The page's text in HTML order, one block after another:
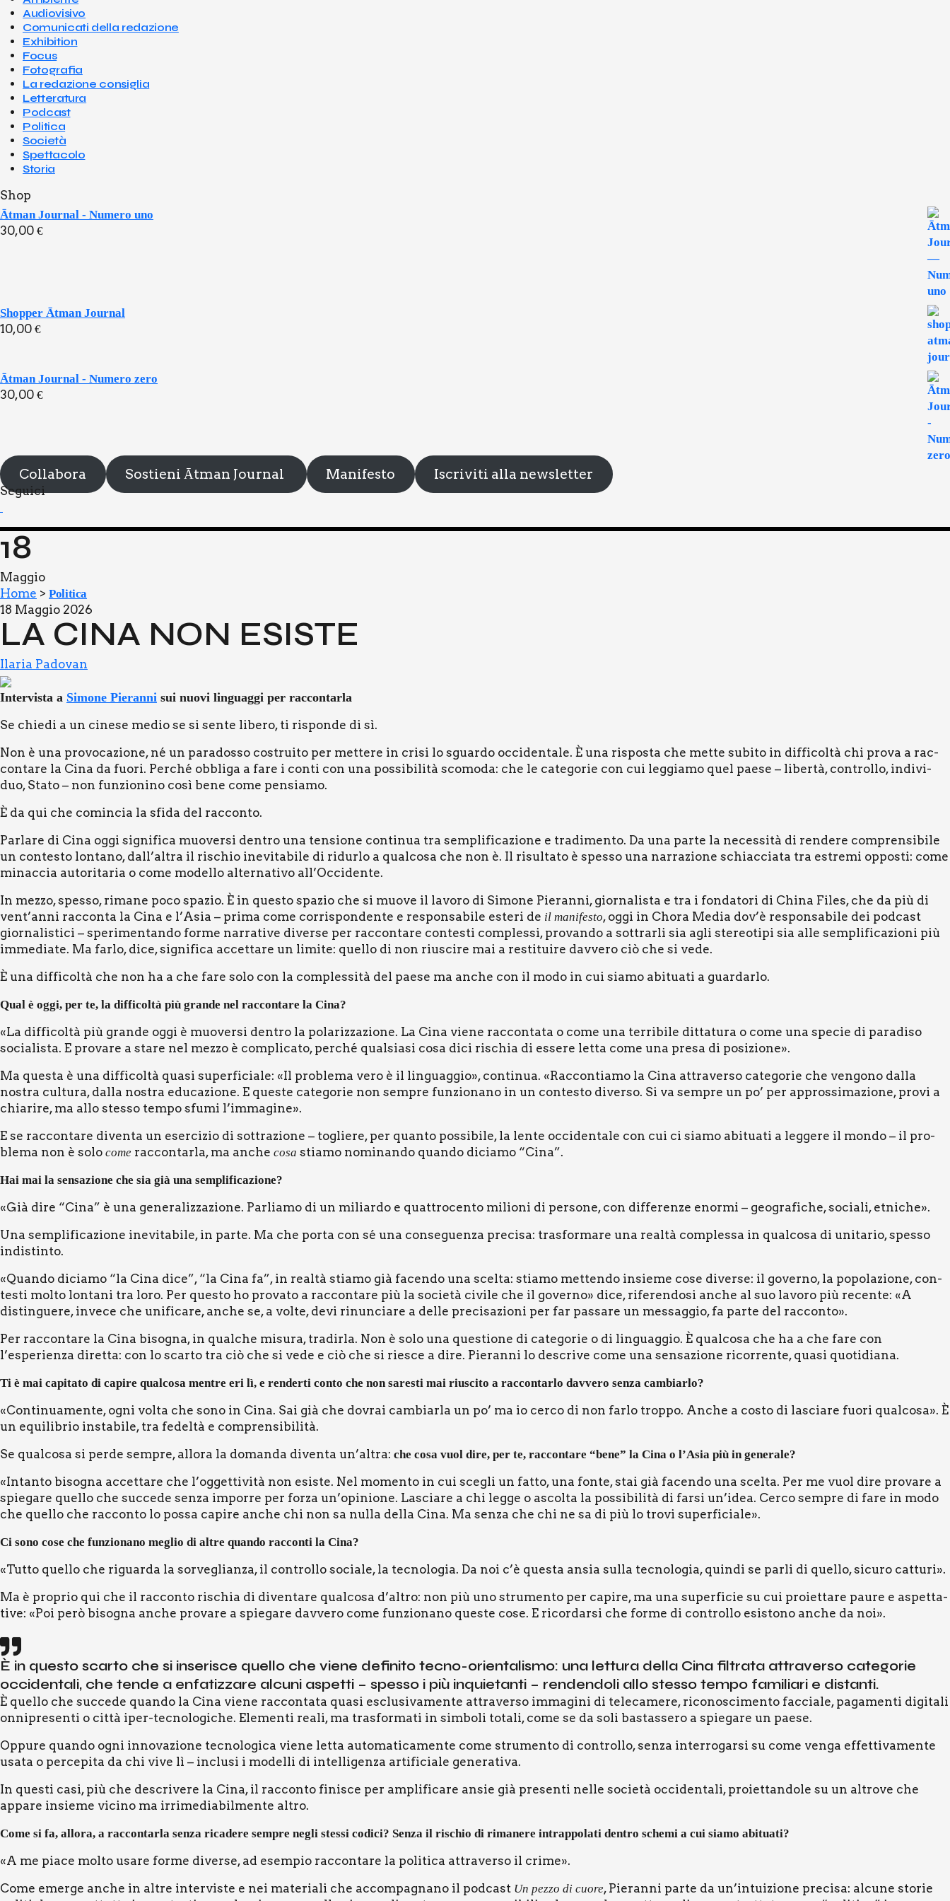
Audiovisivo
Comunicati della redazione
Exhibition
Focus
Fotografia
La redazione consiglia
Letteratura
Podcast
Politica
Società
Spettacolo
Storia
Shop
Ātman Journal - Numero uno
30,00 €
Shopper Ātman Journal
10,00 €
Ātman Journal - Numero zero
30,00 €
Collabora Sostieni Ātman Journal Manifesto Iscriviti alla newsletter
Segui­ci
18
Maggio
Home > Politica
18 Maggio 2026
LA CINA NON ESI­STE
Ilaria Padovan
Inter­vi­sta a Simo­ne Pie­ran­ni sui nuo­vi lin­guag­gi per rac­con­tar­la
Se chie­di a un cine­se medio se si sen­te libe­ro, ti rispon­de di sì.
Non è una pro­vo­ca­zio­ne, né un para­dos­so costrui­to per met­te­re in cri­si lo sguar­do occi­den­ta­le. È una rispo­sta che met­te subi­to in dif­fi­col­tà chi pro­va a rac­
con­ta­re la Cina da fuo­ri. Per­ché obbli­ga a fare i con­ti con una pos­si­bi­li­tà sco­mo­da: che le cate­go­rie con cui leg­gia­mo quel pae­se – liber­tà, con­trol­lo, indi­vi­
duo, Sta­to – non fun­zio­ni­no così bene come pen­sia­mo.
È da qui che comin­cia la sfi­da del rac­con­to.
Par­la­re di Cina oggi signi­fi­ca muo­ver­si den­tro una ten­sio­ne con­ti­nua tra sem­pli­fi­ca­zio­ne e tra­di­men­to. Da una par­te la neces­si­tà di ren­de­re com­pren­si­bi­le
un con­te­sto lon­ta­no, dall’altra il rischio ine­vi­ta­bi­le di ridur­lo a qual­co­sa che non è. Il risul­ta­to è spes­so una nar­ra­zio­ne schiac­cia­ta tra estre­mi oppo­sti: come
minac­cia auto­ri­ta­ria o come model­lo alter­na­ti­vo all’Occidente.
In mez­zo, spes­so, rima­ne poco spa­zio. È in que­sto spa­zio che si muo­ve il lavo­ro di Simo­ne Pie­ran­ni, gior­na­li­sta e tra i fon­da­to­ri di Chi­na Files, che da più di
vent’anni rac­con­ta la Cina e l’Asia – pri­ma come cor­ri­spon­den­te e respon­sa­bi­le este­ri de il mani­fe­sto, oggi in Cho­ra Media dov’è respon­sa­bi­le dei pod­ca­st
gior­na­li­sti­ci – spe­ri­men­tan­do for­me nar­ra­ti­ve diver­se per rac­con­ta­re con­te­sti com­ples­si, pro­van­do a sot­trar­li sia agli ste­reo­ti­pi sia alle sem­pli­fi­ca­zio­ni più
imme­dia­te. Ma far­lo, dice, signi­fi­ca accet­ta­re un limi­te: quel­lo di non riu­sci­re mai a resti­tui­re dav­ve­ro ciò che si vede.
È una dif­fi­col­tà che non ha a che fare solo con la com­ples­si­tà del pae­se ma anche con il modo in cui sia­mo abi­tua­ti a guar­dar­lo.
Qual è oggi, per te, la dif­fi­col­tà più gran­de nel rac­con­ta­re la Cina?
«La dif­fi­col­tà più gran­de oggi è muo­ver­si den­tro la pola­riz­za­zio­ne. La Cina vie­ne rac­con­ta­ta o come una ter­ri­bi­le dit­ta­tu­ra o come una spe­cie di para­di­so
socia­li­sta. E pro­va­re a sta­re nel mez­zo è com­pli­ca­to, per­ché qual­sia­si cosa dici rischia di esse­re let­ta come una pre­sa di posi­zio­ne».
Ma que­sta è una dif­fi­col­tà qua­si super­fi­cia­le: «Il pro­ble­ma vero è il lin­guag­gio», con­ti­nua. «Rac­con­tia­mo la Cina attra­ver­so cate­go­rie che ven­go­no dal­la
nostra cul­tu­ra, dal­la nostra edu­ca­zio­ne. E que­ste cate­go­rie non sem­pre fun­zio­na­no in un con­te­sto diver­so. Si va sem­pre un po’ per appros­si­ma­zio­ne, pro­vi a
chia­ri­re, ma allo stes­so tem­po sfu­mi l’immagine».
E se rac­con­ta­re diven­ta un eser­ci­zio di sot­tra­zio­ne – toglie­re, per quan­to pos­si­bi­le, la len­te occi­den­ta­le con cui ci sia­mo abi­tua­ti a leg­ge­re il mon­do – il pro­
ble­ma non è solo come rac­con­tar­la, ma anche cosa stia­mo nomi­nan­do quan­do dicia­mo “Cina”.
Hai mai la sen­sa­zio­ne che sia già una sem­pli­fi­ca­zio­ne?
«Già dire “Cina” è una gene­ra­liz­za­zio­ne. Par­lia­mo di un miliar­do e quat­tro­cen­to milio­ni di per­so­ne, con dif­fe­ren­ze enor­mi – geo­gra­fi­che, socia­li, etni­che».
Una sem­pli­fi­ca­zio­ne ine­vi­ta­bi­le, in par­te. Ma che por­ta con sé una con­se­guen­za pre­ci­sa: tra­sfor­ma­re una real­tà com­ples­sa in qual­co­sa di uni­ta­rio, spes­so
indi­stin­to.
«Quan­do dicia­mo “la Cina dice”, “la Cina fa”, in real­tà stia­mo già facen­do una scel­ta: stia­mo met­ten­do insie­me cose diver­se: il gover­no, la popo­la­zio­ne, con­
te­sti mol­to lon­ta­ni tra loro. Per que­sto ho pro­va­to a rac­con­ta­re più la socie­tà civi­le che il gover­no» dice, rife­ren­do­si anche al suo lavo­ro più recen­te: «A
distin­gue­re, inve­ce che uni­fi­ca­re, anche se, a vol­te, devi rinun­cia­re a del­le pre­ci­sa­zio­ni per far pas­sa­re un mes­sag­gio, fa par­te del rac­con­to».
Per rac­con­ta­re la Cina biso­gna, in qual­che misu­ra, tra­dir­la. Non è solo una que­stio­ne di cate­go­rie o di lin­guag­gio. È qual­co­sa che ha a che fare con
l’esperienza diret­ta: con lo scar­to tra ciò che si vede e ciò che si rie­sce a dire. Pie­ran­ni lo descri­ve come una sen­sa­zio­ne ricor­ren­te, qua­si quo­ti­dia­na.
Ti è mai capi­ta­to di capi­re qual­co­sa men­tre eri lì, e ren­der­ti con­to che non sare­sti mai riu­sci­to a rac­con­tar­lo dav­ve­ro sen­za cam­biar­lo?
«Con­ti­nua­men­te, ogni vol­ta che sono in Cina. Sai già che dovrai cam­biar­la un po’ ma io cer­co di non far­lo trop­po. Anche a costo di lascia­re fuo­ri qual­co­sa». È
un equi­li­brio insta­bi­le, tra fedel­tà e com­pren­si­bi­li­tà.
Se qual­co­sa si per­de sem­pre, allo­ra la doman­da diven­ta un’altra: che cosa vuol dire, per te, rac­con­ta­re “bene” la Cina o l’Asia più in gene­ra­le?
«Intan­to biso­gna accet­ta­re che l’oggettività non esi­ste. Nel momen­to in cui sce­gli un fat­to, una fon­te, stai già facen­do una scel­ta. Per me vuol dire pro­va­re a
spie­ga­re quel­lo che suc­ce­de sen­za impor­re per for­za un’opinione. Lascia­re a chi leg­ge o ascol­ta la pos­si­bi­li­tà di far­si un’idea. Cer­co sem­pre di fare in modo
che quel­lo che rac­con­to lo pos­sa capi­re anche chi non sa nul­la del­la Cina. Ma sen­za che chi ne sa di più lo tro­vi super­fi­cia­le».
Ci sono cose che fun­zio­na­no meglio di altre quan­do rac­con­ti la Cina?
«Tut­to quel­lo che riguar­da la sor­ve­glian­za, il con­trol­lo socia­le, la tec­no­lo­gia. Da noi c’è que­sta ansia sul­la tec­no­lo­gia, quin­di se par­li di quel­lo, sicu­ro cat­tu­ri».
Ma è pro­prio qui che il rac­con­to rischia di diven­ta­re qual­co­sa d’altro: non più uno stru­men­to per capi­re, ma una super­fi­cie su cui pro­iet­ta­re pau­re e aspet­ta­
ti­ve: «Poi però biso­gna anche pro­va­re a spie­ga­re dav­ve­ro come fun­zio­na­no que­ste cose. E ricor­dar­si che for­me di con­trol­lo esi­sto­no anche da noi».
È in que­sto scar­to che si inse­ri­sce quel­lo che vie­ne defi­ni­to tec­no-orien­ta­li­smo: una let­tu­ra del­la Cina fil­tra­ta attra­ver­so cate­go­rie
occi­den­ta­li, che ten­de a enfa­tiz­za­re alcu­ni aspet­ti – spes­so i più inquie­tan­ti – ren­den­do­li allo stes­so tem­po fami­lia­ri e distan­ti.
È quel­lo che suc­ce­de quan­do la Cina vie­ne rac­con­ta­ta qua­si esclu­si­va­men­te attra­ver­so imma­gi­ni di tele­ca­me­re, rico­no­sci­men­to fac­cia­le, paga­men­ti digi­ta­li
onni­pre­sen­ti o cit­tà iper-tec­no­lo­gi­che. Ele­men­ti rea­li, ma tra­sfor­ma­ti in sim­bo­li tota­li, come se da soli bastas­se­ro a spie­ga­re un pae­se.
Oppu­re quan­do ogni inno­va­zio­ne tec­no­lo­gi­ca vie­ne let­ta auto­ma­ti­ca­men­te come stru­men­to di con­trol­lo, sen­za inter­ro­gar­si su come ven­ga effet­ti­va­men­te
usa­ta o per­ce­pi­ta da chi vive lì – inclu­si i model­li di intel­li­gen­za arti­fi­cia­le gene­ra­ti­va.
In que­sti casi, più che descri­ve­re la Cina, il rac­con­to fini­sce per ampli­fi­ca­re ansie già pre­sen­ti nel­le socie­tà occi­den­ta­li, pro­iet­tan­do­le su un altro­ve che
appa­re insie­me vici­no ma irri­me­dia­bil­men­te altro.
Come si fa, allo­ra, a rac­con­tar­la sen­za rica­de­re sem­pre negli stes­si codi­ci? Sen­za il rischio di rima­ne­re intrap­po­la­ti den­tro sche­mi a cui sia­mo abi­tua­ti?
«A me pia­ce mol­to usa­re for­me diver­se, ad esem­pio rac­con­ta­re la poli­ti­ca attra­ver­so il cri­me».
Come emer­ge anche in altre inter­vi­ste e nei mate­ria­li che accom­pa­gna­no il pod­ca­st Un pez­zo di cuo­re, Pie­ran­ni par­te da un’intuizione pre­ci­sa: alcu­ne sto­rie